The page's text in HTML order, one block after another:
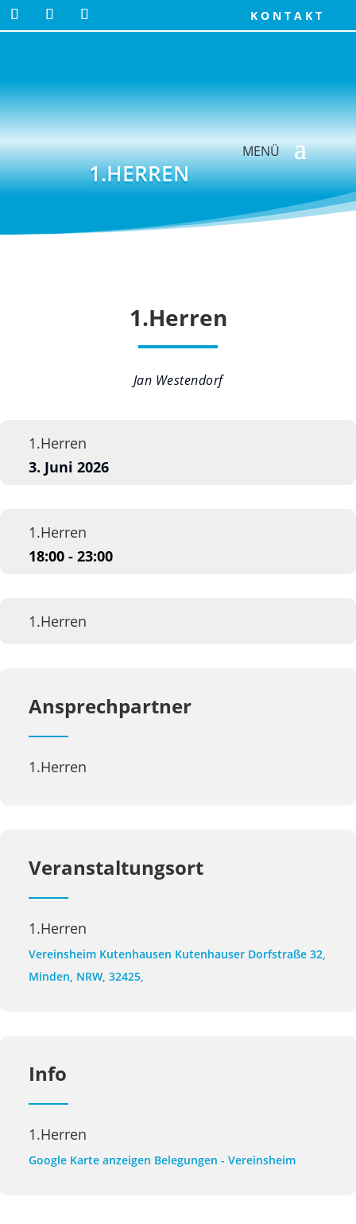
KONTAKT
1.HERREN
1.Herren
Jan Westendorf
1.Herren
3. Juni 2026
1.Herren
18:00 - 23:00
1.Herren
Ansprechpartner
1.Herren
Veranstaltungsort
1.Herren
Vereinsheim Kutenhausen Kutenhauser Dorfstraße 32,
Minden, NRW, 32425,
Info
1.Herren
Google Karte anzeigen Belegungen - Vereinsheim